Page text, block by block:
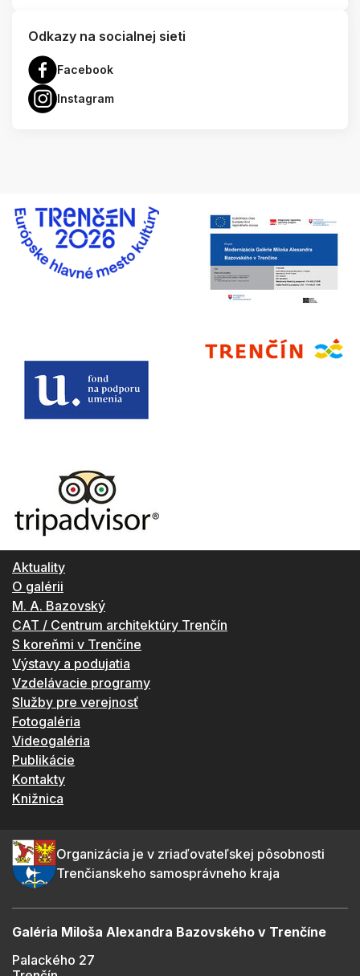
Odkazy na socialnej sieti
Facebook
Instagram
Aktuality
O galérii
M. A. Bazovský
CAT / Centrum architektúry Trenčín
S koreňmi v Trenčíne
Výstavy a podujatia
Vzdelávacie programy
Služby pre verejnosť
Fotogaléria
Videogaléria
Publikácie
Kontakty
Knižnica
Organizácia je v zriaďovateľskej pôsobnosti
Trenčianskeho samosprávneho kraja
Galéria Miloša Alexandra Bazovského v Trenčíne
Palackého 27